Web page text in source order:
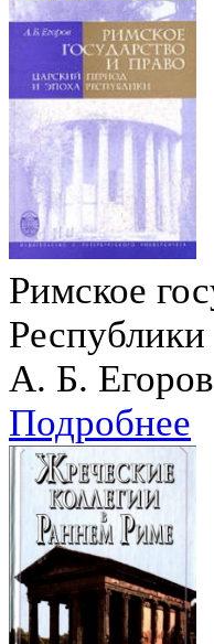
Римское
Республики
А. Б. Егоров
Подробнее